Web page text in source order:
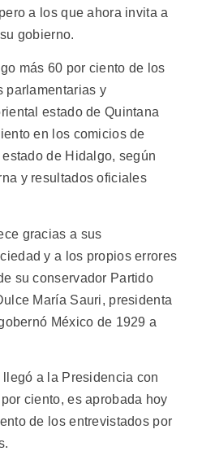
a los que ahora invita a
gobierno.
más 60 por ciento de los
parlamentarias y
estado de Quintana
en los comicios de
de Hidalgo, según
y resultados oficiales
gracias a sus
y a los propios errores
su conservador Partido
María Sauri, presidenta
México de 1929 a
a la Presidencia con
ciento, es aprobada hoy
de los entrevistados por